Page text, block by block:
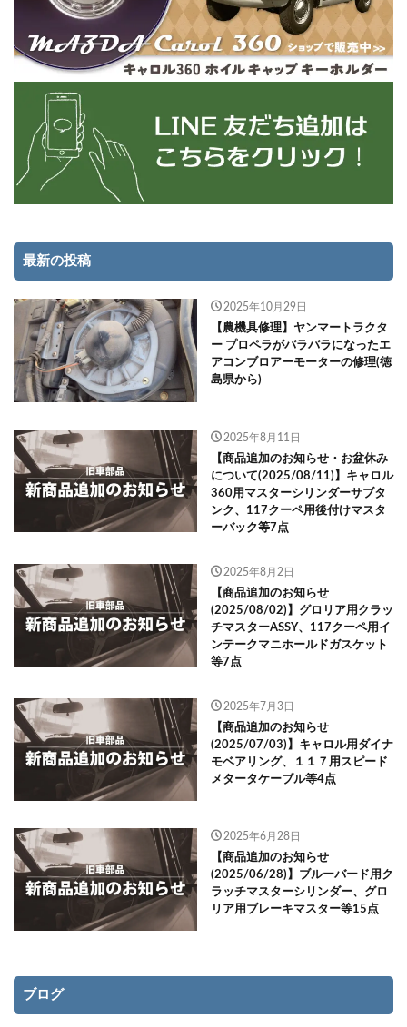
最新の投稿
2025年10月29日
【農機具修理】ヤンマートラクタ
ー プロペラがバラバラになったエ
アコンブロアーモーターの修理(徳
島県から)
2025年8月11日
【商品追加のお知らせ・お盆休み
について(2025/08/11)】キャロル
360用マスターシリンダーサブタ
ンク、117クーペ用後付けマスタ
ーバック等7点
2025年8月2日
【商品追加のお知らせ
(2025/08/02)】グロリア用クラッ
チマスターASSY、117クーペ用イ
ンテークマニホールドガスケット
等7点
2025年7月3日
【商品追加のお知らせ
(2025/07/03)】キャロル用ダイナ
モベアリング、１１７用スピード
メタータケーブル等4点
2025年6月28日
【商品追加のお知らせ
(2025/06/28)】ブルーバード用ク
ラッチマスターシリンダー、グロ
リア用ブレーキマスター等15点
ブログ